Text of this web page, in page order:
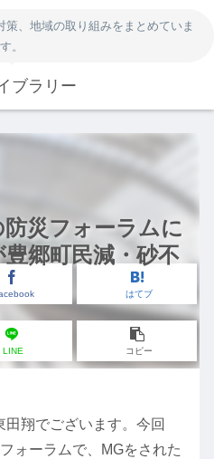
、地域の取り組みをまとめていま
す。
ブラリー
災フォーラムに
郷町民減・砂不
はてブ
LINE コピー
翔でございます。今回
ォーラムで、MGをされた